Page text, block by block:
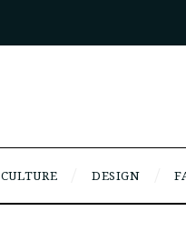
CULTURE DESIGN